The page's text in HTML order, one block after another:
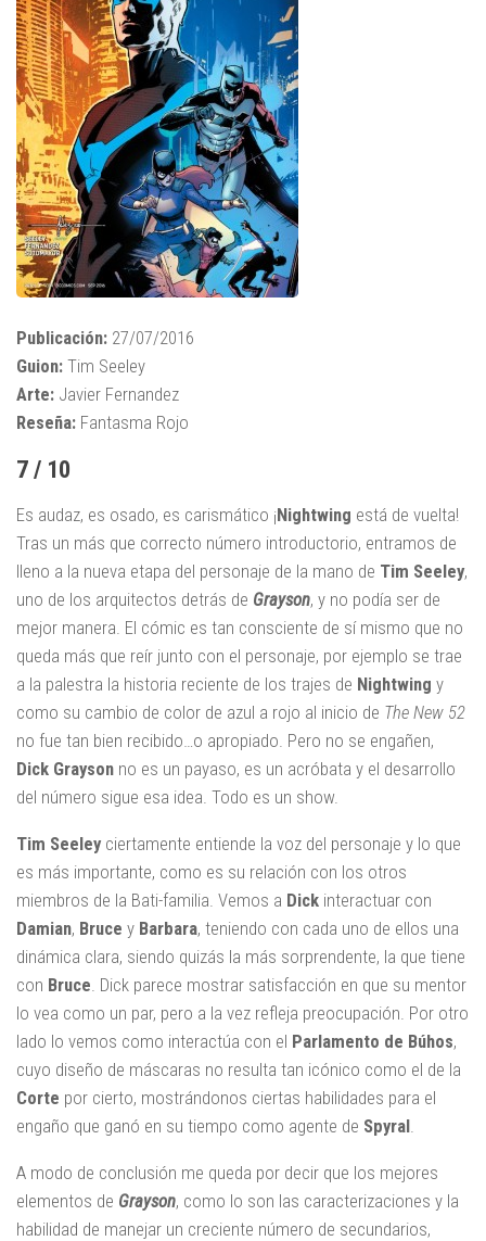
Publicación: 27/07/2016
Guion: Tim Seeley
Arte: Javier Fernandez
Reseña: Fantasma Rojo
7 / 10
Es audaz, es osado, es carismático ¡Nightwing está de vuelta!
Tras un más que correcto número introductorio, entramos de
lleno a la nueva etapa del personaje de la mano de Tim Seeley,
uno de los arquitectos detrás de Grayson, y no podía ser de
mejor manera. El cómic es tan consciente de sí mismo que no
queda más que reír junto con el personaje, por ejemplo se trae
a la palestra la historia reciente de los trajes de Nightwing y
como su cambio de color de azul a rojo al inicio de The New 52
no fue tan bien recibido…o apropiado. Pero no se engañen,
Dick Grayson no es un payaso, es un acróbata y el desarrollo
del número sigue esa idea. Todo es un show.
Tim Seeley ciertamente entiende la voz del personaje y lo que
es más importante, como es su relación con los otros
miembros de la Bati-familia. Vemos a Dick interactuar con
Damian, Bruce y Barbara, teniendo con cada uno de ellos una
dinámica clara, siendo quizás la más sorprendente, la que tiene
con Bruce. Dick parece mostrar satisfacción en que su mentor
lo vea como un par, pero a la vez refleja preocupación. Por otro
lado lo vemos como interactúa con el Parlamento de Búhos,
cuyo diseño de máscaras no resulta tan icónico como el de la
Corte por cierto, mostrándonos ciertas habilidades para el
engaño que ganó en su tiempo como agente de Spyral.
A modo de conclusión me queda por decir que los mejores
elementos de Grayson, como lo son las caracterizaciones y la
habilidad de manejar un creciente número de secundarios,